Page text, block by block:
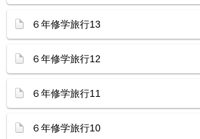
６年修学旅行13
６年修学旅行12
６年修学旅行11
６年修学旅行10